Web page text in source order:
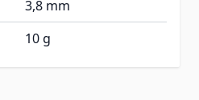
3,8 mm
10 g